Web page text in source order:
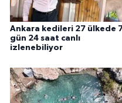
Ankara kedileri 27 ülkede
gün 24 saat canlı
izlenebiliyor